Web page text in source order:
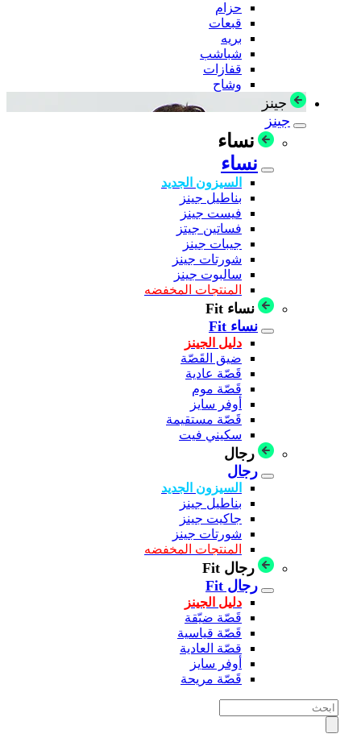
حزام
قبعات
بريه
شباشب
قفازات
وشاح
جينز
جينز
نساء
نساء
السيزون الجديد
بناطيل جينز
فيست جينز
فساتين جيتز
جيبات جينز
شورتات جينز
سالبوت جينز
المنتجات المخفضه
نساء Fit
نساء Fit
دليل الجينز
ضيق القَصّة
قَصّة عادية
قَصّة موم
أوفر سايز
قَصّة مستقيمة
سكيني فيت
رجال
رجال
السيزون الجديد
بناطيل جينز
جاكيت جينز
شورتات جينز
المنتجات المخفضه
رجال Fit
رجال Fit
دليل الجينز
قَصّة ضيّقة
قَصّة قياسية
قصّة العادية
أوفر سايز
قَصّة مريحة